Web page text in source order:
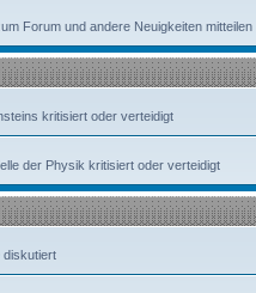
Forum und andere Neuigkeiten mitteilen
kritisiert oder verteidigt
der Physik kritisiert oder verteidigt
diskutiert